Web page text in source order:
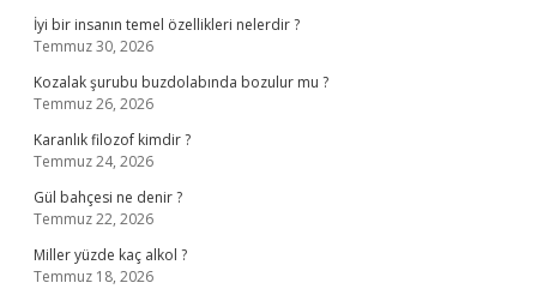
İyi bir insanın temel özellikleri nelerdir ?
Temmuz 30, 2026
Kozalak şurubu buzdolabında bozulur mu ?
Temmuz 26, 2026
Karanlık filozof kimdir ?
Temmuz 24, 2026
Gül bahçesi ne denir ?
Temmuz 22, 2026
Miller yüzde kaç alkol ?
Temmuz 18, 2026